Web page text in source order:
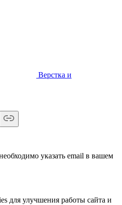
Верстка и
указать email в вашем
для улучшения работы сайта и